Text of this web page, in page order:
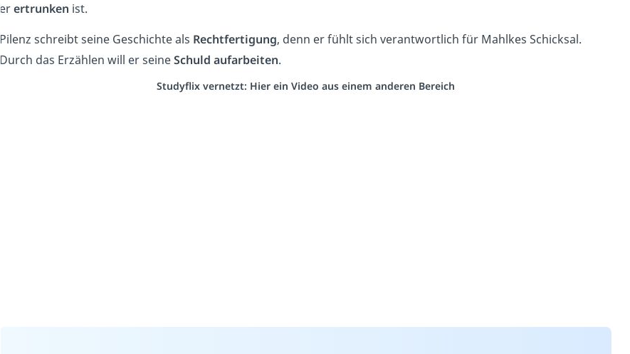
erertrunken ist.
Pilenz schreibt seine Geschichte als Rechtfertigung, denn er fühlt sich verantwortlich für Mahlkes Schicksal.
Durch das Erzählen will er seineSchuld aufarbeiten.
Studyflix vernetzt: Hier ein Video aus einem anderen Bereich